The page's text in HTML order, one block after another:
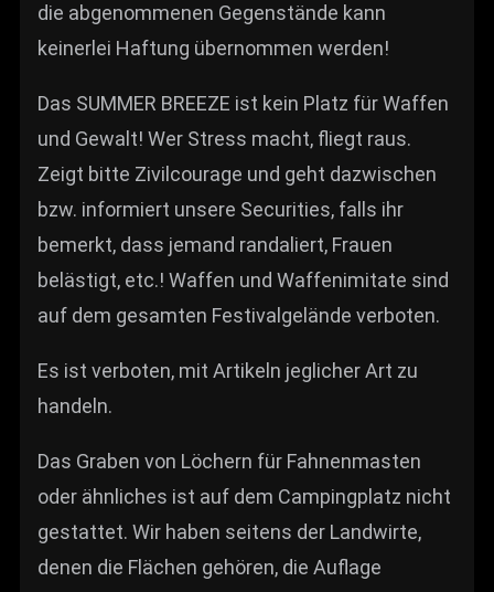
die abgenommenen Gegenstände kann
keinerlei Haftung übernommen werden!
Das SUMMER BREEZE ist kein Platz für Waffen
und Gewalt! Wer Stress macht, fliegt raus.
Zeigt bitte Zivilcourage und geht dazwischen
bzw. informiert unsere Securities, falls ihr
bemerkt, dass jemand randaliert, Frauen
belästigt, etc.! Waffen und Waffenimitate sind
auf dem gesamten Festivalgelände verboten.
Es ist verboten, mit Artikeln jeglicher Art zu
handeln.
Das Graben von Löchern für Fahnenmasten
oder ähnliches ist auf dem Campingplatz nicht
gestattet. Wir haben seitens der Landwirte,
denen die Flächen gehören, die Auflage